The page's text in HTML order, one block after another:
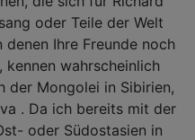
oder Teile der Welt
denen Ihre Freunde noch
kennen wahrscheinlich
der Mongolei in Sibirien,
. Da ich bereits mit der
oder Südostasien in